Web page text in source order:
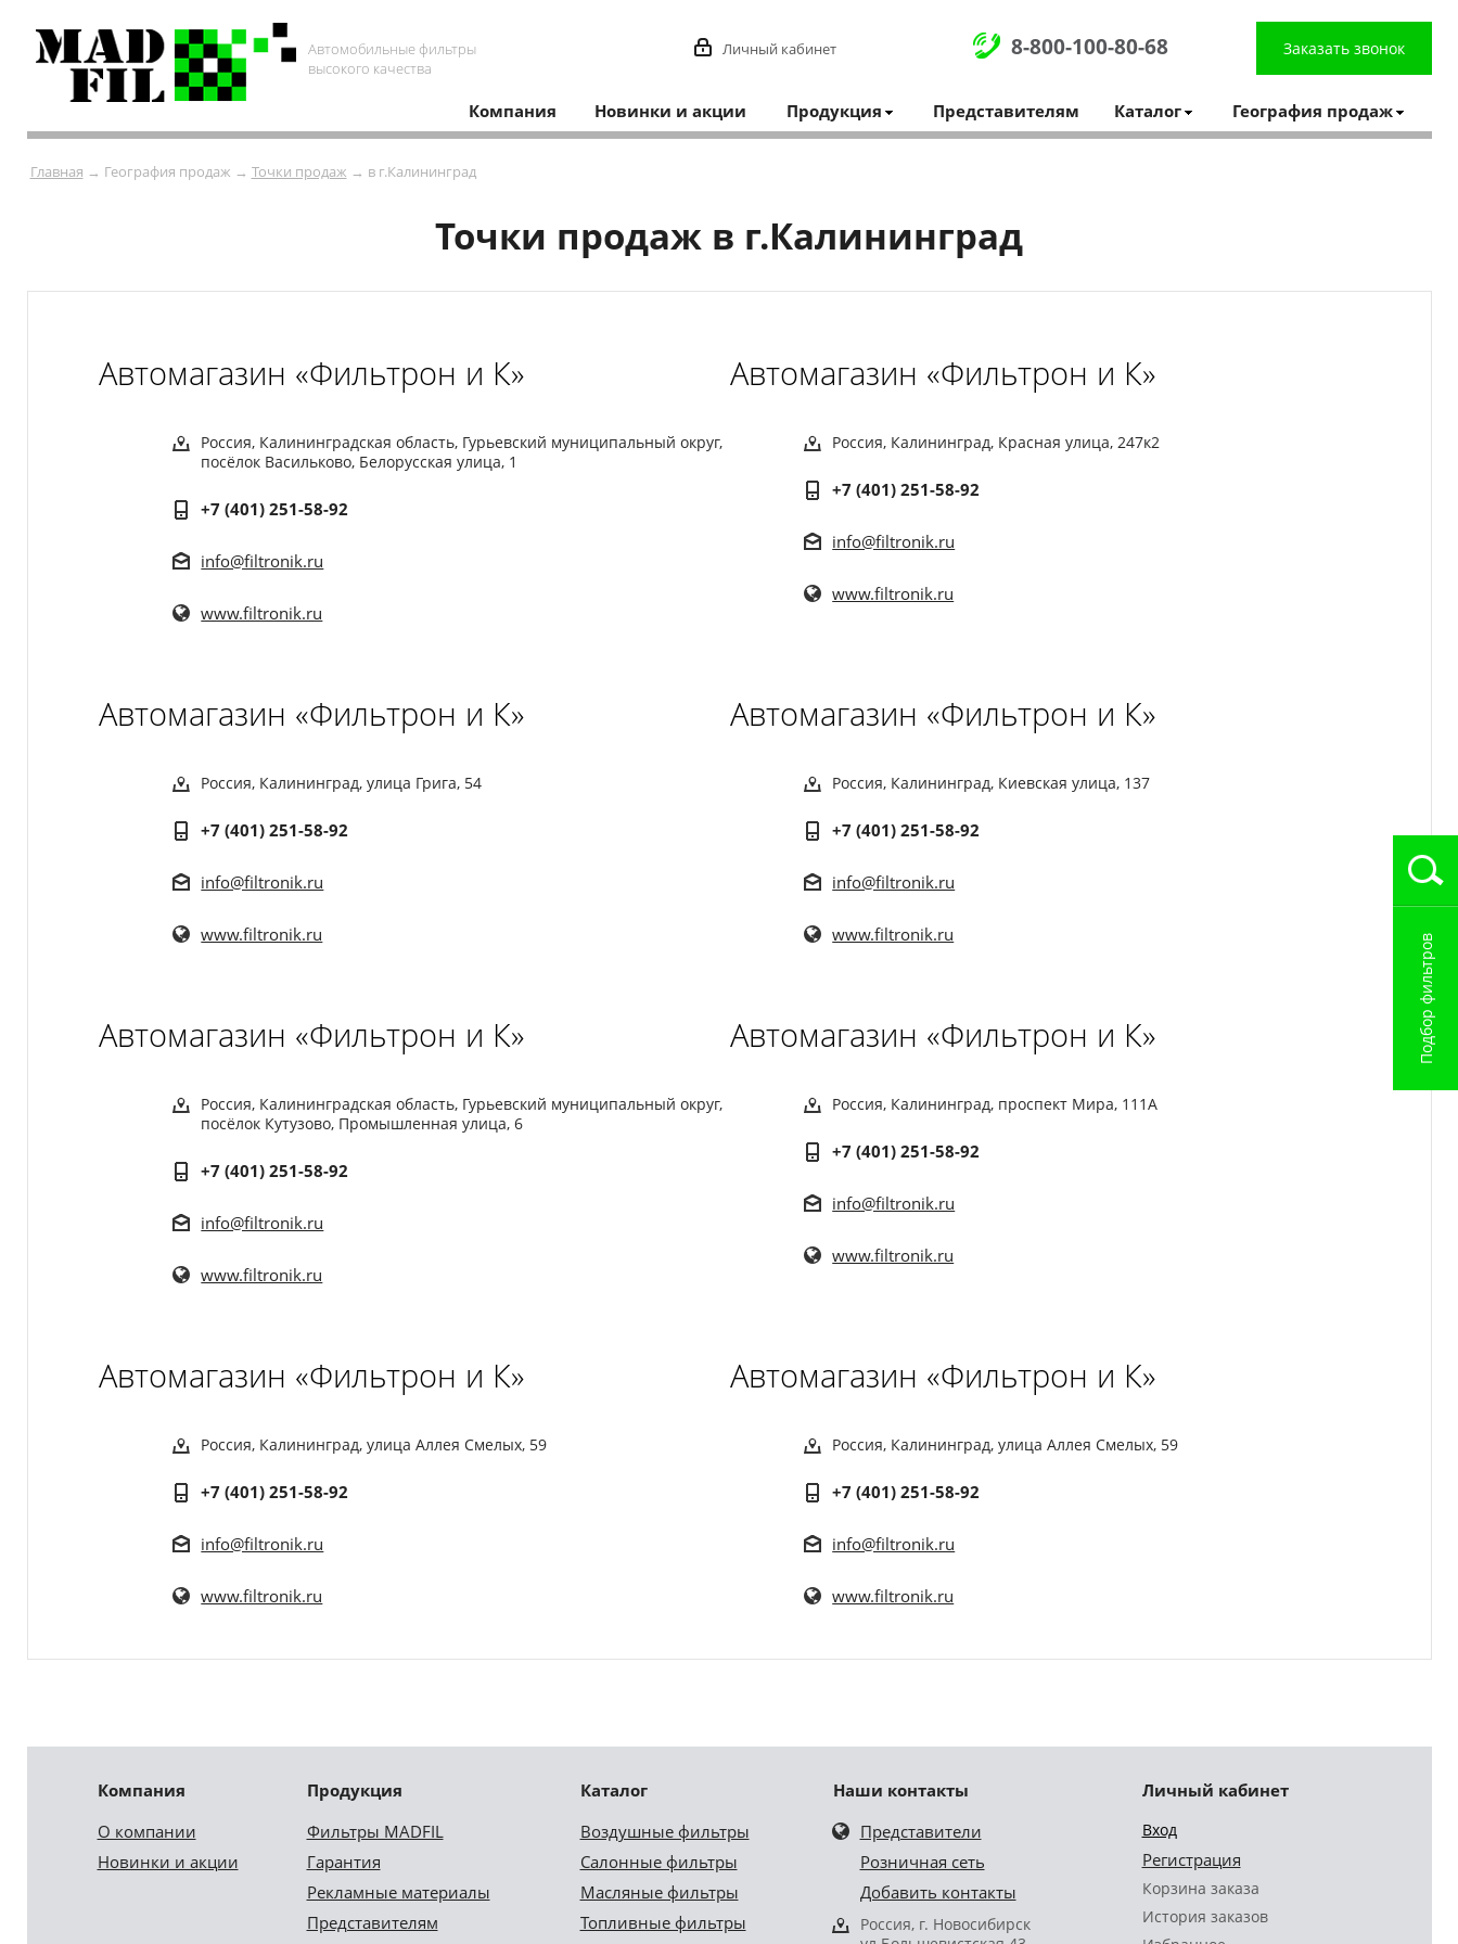
Автомобильные фильтры
высокого качества
Личный кабинет 8-800-100-80-68 Заказать звонок
Компания Новинки и акции Продукция Представителям Каталог География продаж
Главная → География продаж → Точки продаж → в г.Калининград
Точки продаж в г.Калининград
Автомагазин «Фильтрон и К»
Россия, Калининградская область, Гурьевский муниципальный округ,
посёлок Васильково, Белорусская улица, 1
+7 (401) 251-58-92
info@filtronik.ru
www.filtronik.ru
Автомагазин «Фильтрон и К»
Россия, Калининград, Красная улица, 247к2
+7 (401) 251-58-92
info@filtronik.ru
www.filtronik.ru
Автомагазин «Фильтрон и К»
Россия, Калининград, улица Грига, 54
+7 (401) 251-58-92
info@filtronik.ru
www.filtronik.ru
Автомагазин «Фильтрон и К»
Россия, Калининград, Киевская улица, 137
+7 (401) 251-58-92
info@filtronik.ru
www.filtronik.ru
Автомагазин «Фильтрон и К»
Россия, Калининградская область, Гурьевский муниципальный округ,
посёлок Кутузово, Промышленная улица, 6
+7 (401) 251-58-92
info@filtronik.ru
www.filtronik.ru
Автомагазин «Фильтрон и К»
Россия, Калининград, проспект Мира, 111А
+7 (401) 251-58-92
info@filtronik.ru
www.filtronik.ru
Автомагазин «Фильтрон и К»
Россия, Калининград, улица Аллея Смелых, 59
+7 (401) 251-58-92
info@filtronik.ru
www.filtronik.ru
Автомагазин «Фильтрон и К»
Россия, Калининград, улица Аллея Смелых, 59
+7 (401) 251-58-92
info@filtronik.ru
www.filtronik.ru
Компания
О компании
Новинки и акции
Продукция
Фильтры MADFIL
Гарантия
Рекламные материалы
Представителям
Каталог
Воздушные фильтры
Салонные фильтры
Масляные фильтры
Топливные фильтры
Наши контакты
Представители
Розничная сеть
Добавить контакты
Россия, г. Новосибирск
Личный кабинет
Вход
Регистрация
Корзина заказа
История заказов
Подбор фильтров